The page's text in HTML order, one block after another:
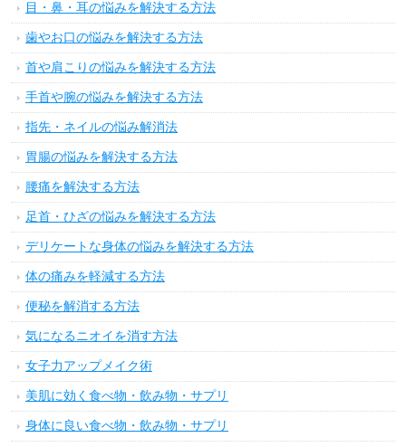
目・鼻・耳の悩みを解決する方法
歯やお口の悩みを解決する方法
首や肩こりの悩みを解決する方法
手首や腕の悩みを解決する方法
指先・ネイルの悩み解消法
胃腸の悩みを解決する方法
腰痛を解決する方法
足首・ひざの悩みを解決する方法
デリケートな身体の悩みを解決する方法
体の痛みを軽減する方法
便秘を解消する方法
気になるニオイを消す方法
女子力アップメイク術
美肌に効く食べ物・飲み物・サプリ
身体に良い食べ物・飲み物・サプリ